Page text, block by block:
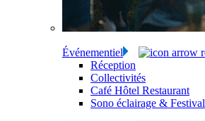
Événementiel
Réception
Collectivités
Café Hôtel Restaurant
Sono éclairage & Festival